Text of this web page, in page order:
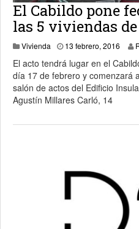
El Cabildo pone
las 5 viviendas
Vivienda 13 febrero, 2016 3
El acto tendrá lugar en el
día 17 de febrero y comenzará
salón de actos del Edificio
Agustín Millares Carló, 14